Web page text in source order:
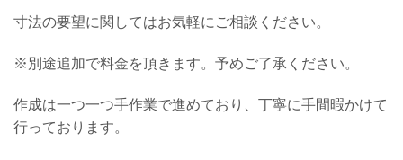
寸法の要望に関してはお気軽にご相談ください。
※別途追加で料金を頂きます。予めご了承ください。
作成は一つ一つ手作業で進めており、丁寧に手間暇かけて
行っております。